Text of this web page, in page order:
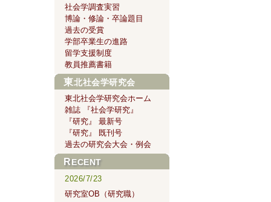
社会学調査実習
博論・修論・卒論題目
過去の受賞
学部卒業生の進路
留学支援制度
教員推薦書籍
東北社会学研究会
東北社会学研究会ホーム
雑誌 『社会学研究』
『研究』 最新号
『研究』 既刊号
過去の研究会大会・例会
RECENT
2026/7/23
研究室OB（研究職）